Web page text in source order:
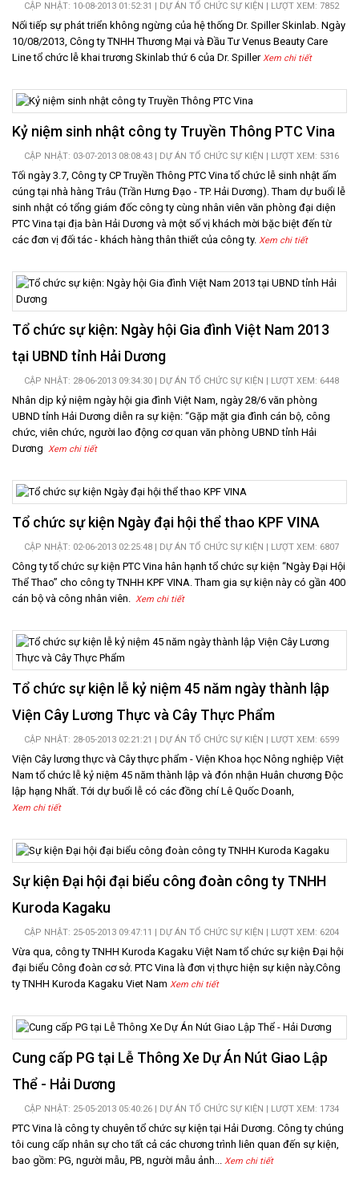
CẬP NHẬT: 10-08-2013 01:52:31 | DỰ ÁN TỔ CHỨC SỰ KIỆN | LƯỢT XEM: 7852
Nối tiếp sự phát triển không ngừng của hệ thống Dr. Spiller Skinlab. Ngày
10/08/2013, Công ty TNHH Thương Mại và Đầu Tư Venus Beauty Care
Line tổ chức lễ khai trương Skinlab thứ 6 của Dr. SpillerXem chi tiết
Kỷ niệm sinh nhật công ty Truyền Thông PTC Vina
CẬP NHẬT: 03-07-2013 08:08:43 | DỰ ÁN TỔ CHỨC SỰ KIỆN | LƯỢT XEM: 5316
Tối ngày 3.7, Công ty CP Truyền Thông PTC Vina tổ chức lễ sinh nhật ấm
cúng tại nhà hàng Trâu (Trần Hưng Đạo - TP. Hải Dương). Tham dự buổi lễ
sinh nhật có tổng giám đốc công ty cùng nhân viên văn phòng đại diện
PTC Vina tại địa bàn Hải Dương và một số vị khách mời bặc biệt đến từ
các đơn vị đối tác - khách hàng thân thiết của công ty. Xem chi tiết
Tổ chức sự kiện: Ngày hội Gia đình Việt Nam 2013
tại UBND tỉnh Hải Dương
CẬP NHẬT: 28-06-2013 09:34:30 | DỰ ÁN TỔ CHỨC SỰ KIỆN | LƯỢT XEM: 6448
Nhân dịp kỷ niệm ngày hội gia đình Việt Nam, ngày 28/6 văn phòng
UBND tỉnh Hải Dương diễn ra sự kiện: “Gặp mặt gia đình cán bộ, công
chức, viên chức, người lao động cơ quan văn phòng UBND tỉnh Hải
Dương Xem chi tiết
Tổ chức sự kiện Ngày đại hội thể thao KPF VINA
CẬP NHẬT: 02-06-2013 02:25:48 | DỰ ÁN TỔ CHỨC SỰ KIỆN | LƯỢT XEM: 6807
Công ty tổ chức sự kiện PTC Vina hân hạnh tổ chức sự kiện “Ngày Đại Hội
Thể Thao” cho công ty TNHH KPF VINA. Tham gia sự kiện này có gần 400
cán bộ và công nhân viên. Xem chi tiết
Tổ chức sự kiện lễ kỷ niệm 45 năm ngày thành lập
Viện Cây Lương Thực và Cây Thực Phẩm
CẬP NHẬT: 28-05-2013 02:21:21 | DỰ ÁN TỔ CHỨC SỰ KIỆN | LƯỢT XEM: 6599
Viện Cây lương thực và Cây thực phẩm - Viện Khoa học Nông nghiệp Việt
Nam tổ chức lễ kỷ niệm 45 năm thành lập và đón nhận Huân chương Độc
lập hạng Nhất. Tới dự buổi lễ có các đồng chí Lê Quốc Doanh,
Xem chi tiết
Sự kiện Đại hội đại biểu công đoàn công ty TNHH
Kuroda Kagaku
CẬP NHẬT: 25-05-2013 09:47:11 | DỰ ÁN TỔ CHỨC SỰ KIỆN | LƯỢT XEM: 6204
Vừa qua, công ty TNHH Kuroda Kagaku Việt Nam tổ chức sự kiện Đại hội
đại biểu Công đoàn cơ sở. PTC Vina là đơn vị thực hiện sự kiện này.Công
ty TNHH Kuroda Kagaku Viet Nam Xem chi tiết
Cung cấp PG tại Lễ Thông Xe Dự Án Nút Giao Lập
Thể - Hải Dương
CẬP NHẬT: 25-05-2013 05:40:26 | DỰ ÁN TỔ CHỨC SỰ KIỆN | LƯỢT XEM: 1734
PTC Vina là công ty chuyên tổ chức sự kiện tại Hải Dương. Công ty chúng
tôi cung cấp nhân sự cho tất cả các chương trình liên quan đến sự kiện,
bao gồm: PG, người mẫu, PB, người mẫu ảnh... Xem chi tiết